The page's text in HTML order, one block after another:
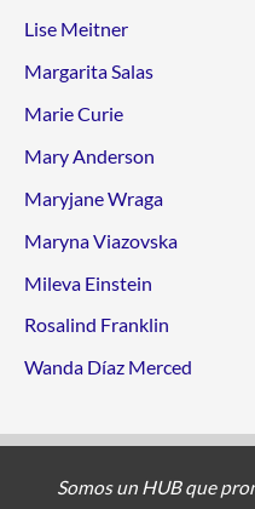
Lise Meitner
Margarita Salas
Marie Curie
Mary Anderson
Maryjane Wraga
Maryna Viazovska
Mileva Einstein
Rosalind Franklin
Wanda Díaz Merced
Somos un HUB que